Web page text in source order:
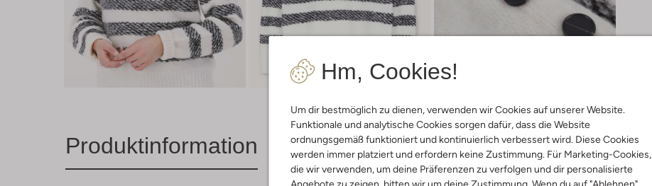
Hm, Cookies!
Um dir bestmöglich zu dienen, verwenden wir Cookies auf unserer Website.
Funktionale und analytische Cookies sorgen dafür, dass die Website
ordnungsgemäß funktioniert und kontinuierlich verbessert wird. Diese Cookies
werden immer platziert und erfordern keine Zustimmung. Für Marketing-Cookies,
die wir verwenden, um deine Präferenzen zu verfolgen und dir personalisierte
Angebote zu zeigen, bitten wir um deine Zustimmung. Wenn du auf "Ablehnen"
Produktinformation Lieferung & Rückgabe